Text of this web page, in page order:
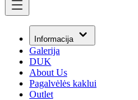
Informacija
Galerija
DUK
About Us
Pagalvėlės kaklui
Outlet